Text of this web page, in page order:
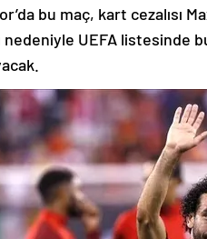
bu maç, kart cezalısı
nedeniyle UEFA listesinde